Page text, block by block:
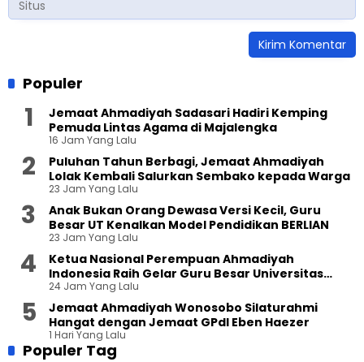
Populer
Jemaat Ahmadiyah Sadasari Hadiri Kemping
Pemuda Lintas Agama di Majalengka
16 Jam Yang Lalu
Puluhan Tahun Berbagi, Jemaat Ahmadiyah
Lolak Kembali Salurkan Sembako kepada Warga
23 Jam Yang Lalu
Anak Bukan Orang Dewasa Versi Kecil, Guru
Besar UT Kenalkan Model Pendidikan BERLIAN
23 Jam Yang Lalu
Ketua Nasional Perempuan Ahmadiyah
Indonesia Raih Gelar Guru Besar Universitas
Terbuka
24 Jam Yang Lalu
Jemaat Ahmadiyah Wonosobo Silaturahmi
Hangat dengan Jemaat GPdI Eben Haezer
1 Hari Yang Lalu
Populer Tag